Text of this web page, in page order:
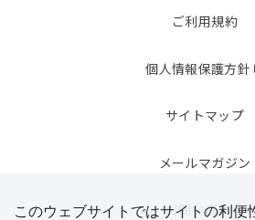
ご利用規約
個人情報保護方針
サイトマップ
メールマガジン
お問い合わせ
このウェブサイトではサイトの利便